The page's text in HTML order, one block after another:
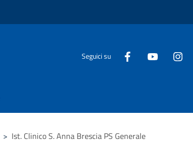
Seguici su
> Ist. Clinico S. Anna Brescia PS Generale